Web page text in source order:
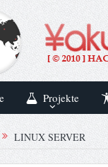
Projekte
LINUX SERVER